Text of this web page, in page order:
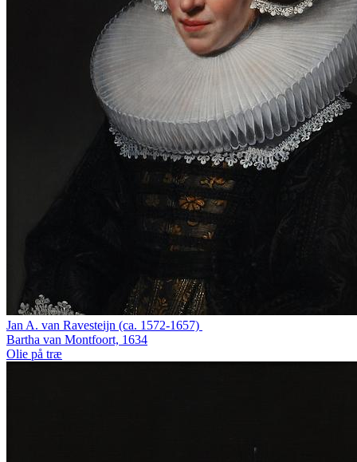
Jan A. van Ravesteijn (ca. 1572-1657)
Bartha van Montfoort, 1634
Olie på træ